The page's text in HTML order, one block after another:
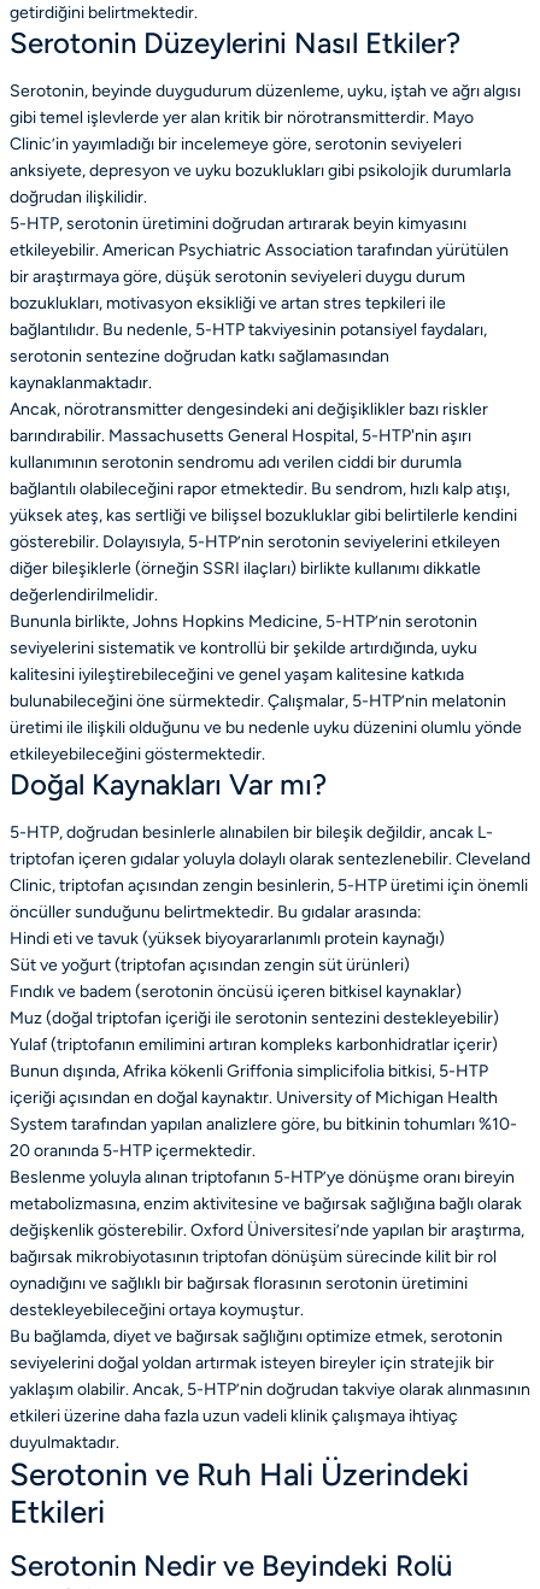
getirdiğini belirtmektedir.
Serotonin Düzeylerini Nasıl Etkiler?
Serotonin, beyinde duygudurum düzenleme, uyku, iştah ve ağrı algısı
gibi temel işlevlerde yer alan kritik bir nörotransmitterdir. Mayo
Clinic’in yayımladığı bir incelemeye göre, serotonin seviyeleri
anksiyete, depresyon ve uyku bozuklukları gibi psikolojik durumlarla
doğrudan ilişkilidir.
5-HTP, serotonin üretimini doğrudan artırarak beyin kimyasını
etkileyebilir. American Psychiatric Association tarafından yürütülen
bir araştırmaya göre, düşük serotonin seviyeleri duygu durum
bozuklukları, motivasyon eksikliği ve artan stres tepkileri ile
bağlantılıdır. Bu nedenle, 5-HTP takviyesinin potansiyel faydaları,
serotonin sentezine doğrudan katkı sağlamasından
kaynaklanmaktadır.
Ancak, nörotransmitter dengesindeki ani değişiklikler bazı riskler
barındırabilir. Massachusetts General Hospital, 5-HTP'nin aşırı
kullanımının serotonin sendromu adı verilen ciddi bir durumla
bağlantılı olabileceğini rapor etmektedir. Bu sendrom, hızlı kalp atışı,
yüksek ateş, kas sertliği ve bilişsel bozukluklar gibi belirtilerle kendini
gösterebilir. Dolayısıyla, 5-HTP’nin serotonin seviyelerini etkileyen
diğer bileşiklerle (örneğin SSRI ilaçları) birlikte kullanımı dikkatle
değerlendirilmelidir.
Bununla birlikte, Johns Hopkins Medicine, 5-HTP’nin serotonin
seviyelerini sistematik ve kontrollü bir şekilde artırdığında, uyku
kalitesini iyileştirebileceğini ve genel yaşam kalitesine katkıda
bulunabileceğini öne sürmektedir. Çalışmalar, 5-HTP’nin melatonin
üretimi ile ilişkili olduğunu ve bu nedenle uyku düzenini olumlu yönde
etkileyebileceğini göstermektedir.
Doğal Kaynakları Var mı?
5-HTP, doğrudan besinlerle alınabilen bir bileşik değildir, ancak L-
triptofan içeren gıdalar yoluyla dolaylı olarak sentezlenebilir. Cleveland
Clinic, triptofan açısından zengin besinlerin, 5-HTP üretimi için önemli
öncüller sunduğunu belirtmektedir. Bu gıdalar arasında:
Hindi eti ve tavuk (yüksek biyoyararlanımlı protein kaynağı)
Süt ve yoğurt (triptofan açısından zengin süt ürünleri)
Fındık ve badem (serotonin öncüsü içeren bitkisel kaynaklar)
Muz (doğal triptofan içeriği ile serotonin sentezini destekleyebilir)
Yulaf (triptofanın emilimini artıran kompleks karbonhidratlar içerir)
Bunun dışında, Afrika kökenli Griffonia simplicifolia bitkisi, 5-HTP
içeriği açısından en doğal kaynaktır. University of Michigan Health
System tarafından yapılan analizlere göre, bu bitkinin tohumları %10-
20 oranında 5-HTP içermektedir.
Beslenme yoluyla alınan triptofanın 5-HTP’ye dönüşme oranı bireyin
metabolizmasına, enzim aktivitesine ve bağırsak sağlığına bağlı olarak
değişkenlik gösterebilir. Oxford Üniversitesi’nde yapılan bir araştırma,
bağırsak mikrobiyotasının triptofan dönüşüm sürecinde kilit bir rol
oynadığını ve sağlıklı bir bağırsak florasının serotonin üretimini
destekleyebileceğini ortaya koymuştur.
Bu bağlamda, diyet ve bağırsak sağlığını optimize etmek, serotonin
seviyelerini doğal yoldan artırmak isteyen bireyler için stratejik bir
yaklaşım olabilir. Ancak, 5-HTP’nin doğrudan takviye olarak alınmasının
etkileri üzerine daha fazla uzun vadeli klinik çalışmaya ihtiyaç
duyulmaktadır.
Serotonin ve Ruh Hali Üzerindeki
Etkileri
Serotonin Nedir ve Beyindeki Rolü